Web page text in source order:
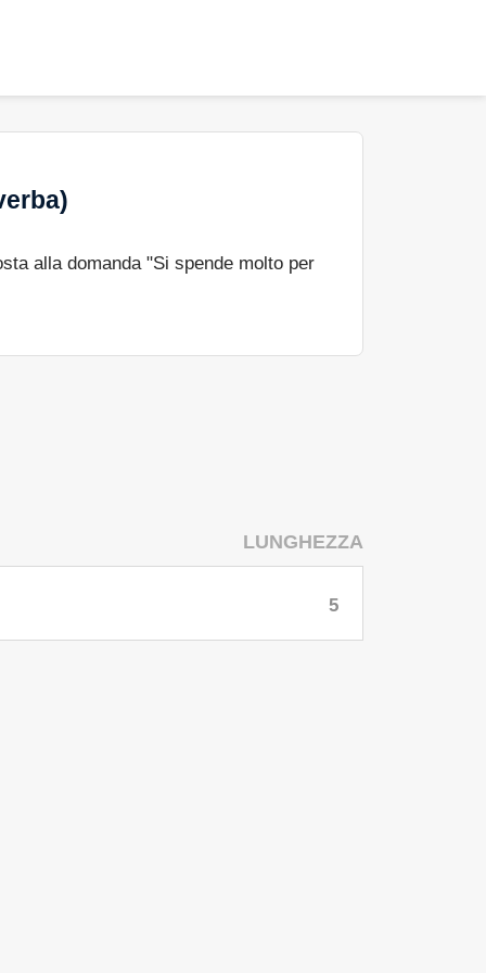
alla domanda "Si spende molto per
LUNGHEZZA
5